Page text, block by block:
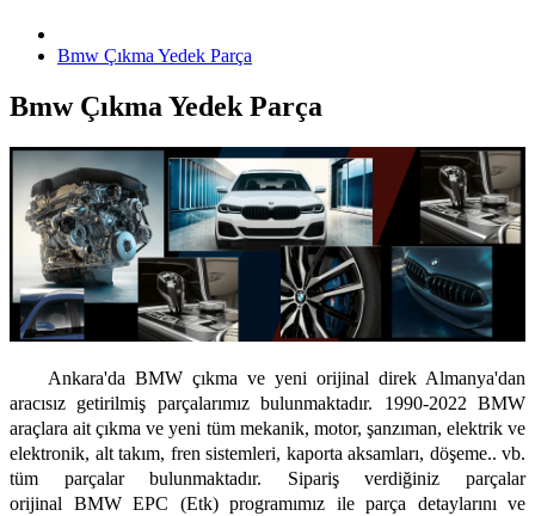
Bmw Çıkma Yedek Parça
Bmw Çıkma Yedek Parça
Ankara'da BMW çıkma ve yeni orijinal direk Almanya'dan
aracısız getirilmiş parçalarımız bulunmaktadır. 1990-2022 BMW
araçlara ait çıkma ve yeni tüm mekanik, motor, şanzıman, elektrik ve
elektronik, alt takım, fren sistemleri, kaporta aksamları, döşeme.. vb.
tüm parçalar bulunmaktadır. Sipariş verdiğiniz parçalar
orijinal BMW EPC (Etk) programımız ile parça detaylarını ve